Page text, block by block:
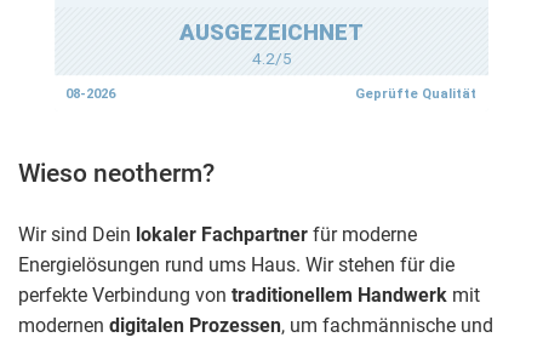
Wieso neotherm?
Wir sind Dein lokaler Fachpartner für moderne
Energielösungen rund ums Haus. Wir stehen für die
perfekte Verbindung von traditionellem Handwerk mit
modernen digitalen Prozessen, um fachmännische und